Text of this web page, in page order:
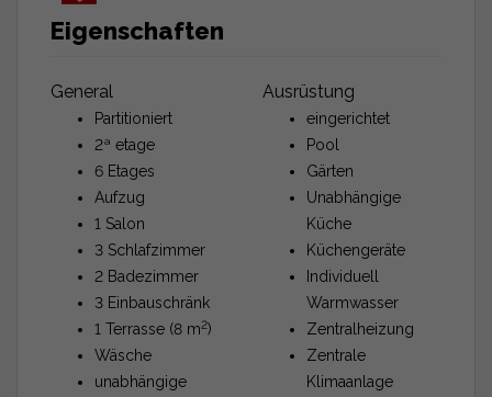
Eigenschaften
General
Partitioniert
2ª etage
6 Etages
Aufzug
1 Salon
3 Schlafzimmer
2 Badezimmer
3 Einbauschränk
1 Terrasse (8 m2)
Wäsche
unabhängige
Ausrüstung
eingerichtet
Pool
Gärten
Unabhängige
Küche
Küchengeräte
Individuell
Warmwasser
Zentralheizung
Zentrale
Klimaanlage